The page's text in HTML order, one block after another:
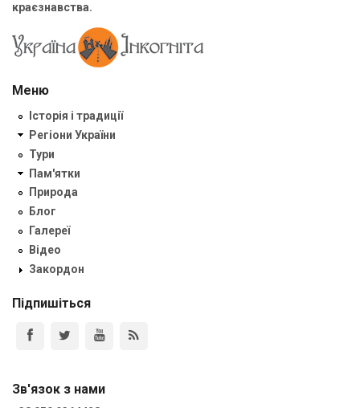
краєзнавства.
Меню
Історія і традиції
Регіони України
Тури
Пам'ятки
Природа
Блог
Галереї
Відео
Закордон
Підпишіться
Зв'язок з нами